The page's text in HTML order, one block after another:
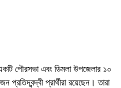
পৌরসভা এবং ডিমলা উপজেলার ১০
প্রার্থীরা রয়েছেন। তারা